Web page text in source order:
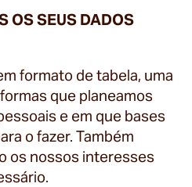
OS SEUS DADOS
formato de tabela, uma
que planeamos
e em que bases
o fazer. Também
os nossos interesses